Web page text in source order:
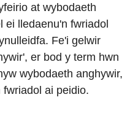
at wybodaeth
ei lledaenu'n fwriadol
Fe'i gelwir
er bod y term hwn
wybodaeth anghywir,
ai peidio.